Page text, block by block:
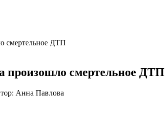
смертельное ДТП
произошло смертельное ДТП
Анна Павлова